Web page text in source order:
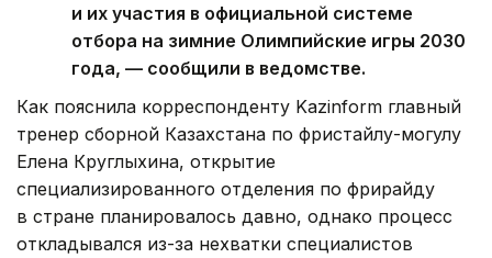
и их участия в официальной системе
отбора на зимние Олимпийские игры 2030
года, — сообщили в ведомстве.
Как пояснила корреспонденту Kazinform главный
тренер сборной Казахстана по фристайлу-могулу
Елена Круглыхина, открытие
специализированного отделения по фрирайду
в стране планировалось давно, однако процесс
откладывался из-за нехватки специалистов